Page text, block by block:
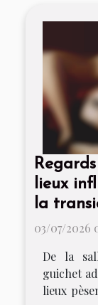
lieux
la
03/07/2026
De la
guichet
lieux